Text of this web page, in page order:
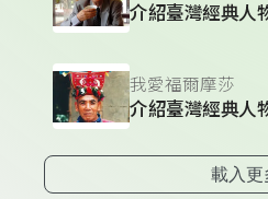
介紹臺灣經典人
我愛福爾摩莎
介紹臺灣經典人
載入更